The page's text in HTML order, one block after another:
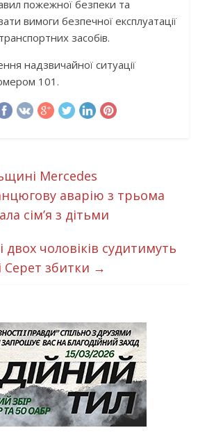
пожежної безпеки та
вимоги безпечної експлуатації
засобів.
надзвичайної ситуації
101.
Mercedes
аварію з трьома
сім’я з дітьми
чоловіків судитимуть
Серет збитки →